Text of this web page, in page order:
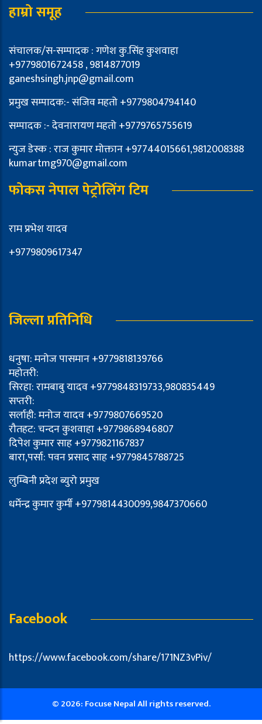
हाम्रो समूह
संचालक/स-सम्पादक : गणेश कु.सिंह कुशवाहा
+9779801672458 , 9814877019
ganeshsingh.jnp@gmail.com
प्रमुख सम्पादक:- संजिव महतो +9779804794140
सम्पादक :- देवनारायण महतो +9779765755619
न्युज डेस्क : राज कुमार मोक्तान +97744015661,9812008388
kumartmg970@gmail.com
फोकस नेपाल पेट्रोलिंग टिम
राम प्रभेश यादव
+9779809617347
जिल्ला प्रतिनिधि
धनुषा: मनोज पासमान +9779818139766
महोतरी:
सिरहा: रामबाबु यादव +9779848319733,980835449
सप्तरी:
सर्लाही: मनोज यादव +9779807669520
रौतहट: चन्दन कुशवाहा +9779868946807
दिपेश कुमार साह +9779821167837
बारा,पर्सा: पवन प्रसाद साह +9779845788725
लुम्बिनी प्रदेश ब्युरो प्रमुख
धर्मेन्द्र कुमार कुर्मी +9779814430099,9847370660
Facebook
https://www.facebook.com/share/171NZ3vPiv/
© 2026: Focuse Nepal All rights reserved.